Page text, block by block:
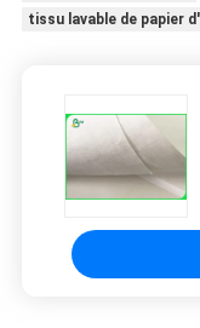
tissu lavable de papier